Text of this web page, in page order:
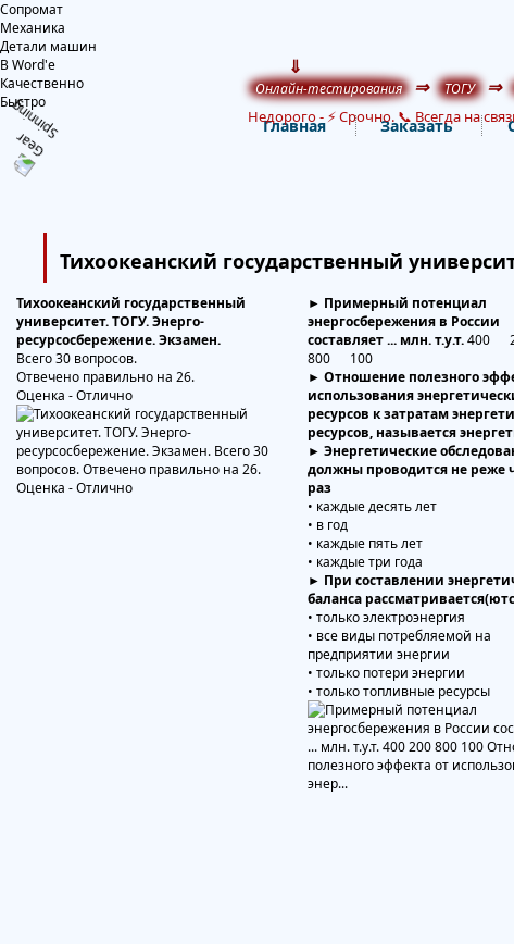
Сопромат
Механика
Детали машин
В Word'е
Качественно
Быстро
Главная Заказать
⇓
Онлайн-тестирования ⇒ ТОГУ ⇒
Недорого- ⚡ Срочно. 📞 Всегда на
Тихоокеанский государственный
Тихоокеанский государственный
университет. ТОГУ. Энерго-
ресурсосбережение. Экзамен.
Всего 30 вопросов.
Отвечено правильно на 26.
Оценка - Отлично
► Примерный потенциал
энергосбережения в России
составляет ... млн. т.у.т.400
800 100
► Отношение полезного
использования
ресурсов к затратам
ресурсов, называется
► Энергетические
должны проводится не реже
раз
• каждые десять лет
• в год
• каждые пять лет
• каждые три года
► При составлении
баланса
• только электроэнергия
• все виды потребляемой на
предприятии энергии
• только потери энергии
• только топливные ресурсы